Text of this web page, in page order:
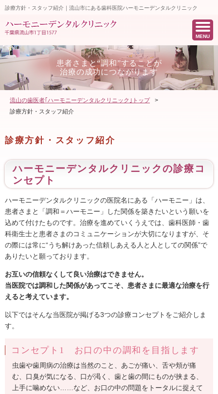
診療方針・スタッフ紹介｜流山市にある歯科医院ハーモニーデンタルクリニック
MENU
患者さまと“調和”することが
治療の成功につながります
流山の歯医者｢ハーモニーデンタルクリニック｣トップ
>
診療方針・スタッフ紹介
診療方針・スタッフ紹介
ハーモニーデンタルクリニックの診療コ
ンセプト
ハーモニーデンタルクリニックの医院名にある「ハーモニー」は、
患者さまと「調和＝ハーモニー」した関係を築きたいという願いを
込めて付けたものです。治療を進めていくうえでは、歯科医師・歯
科衛生士と患者さまのコミュニケーションが大切になりますが、そ
の際には常に“うち解けあった信頼しあえる人と人としての関係”で
ありたいと願っております。
お互いの信頼なくして良い治療はできません。
当医院では調和した関係があってこそ、患者さまに最適な治療を行
えると考えています。
以下ではそんな当医院が掲げる3つの診療コンセプトをご紹介しま
す。
コンセプト1 お口の中の調和を目指します
虫歯や歯周病の治療は当然のこと、あごが痛い、舌や頬が痛
む、口臭が気になる、口が渇く、歯と歯の間にものが挟まる、
上手に噛めない……など、お口の中の問題をトータルに捉えて